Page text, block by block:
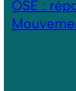
OSE :